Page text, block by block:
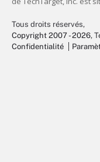
Tous droits réservés,
Copyright 2007 - 2026,
Confidentialité